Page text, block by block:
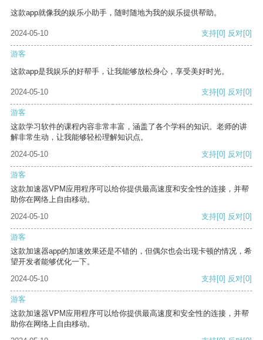
这款app就像我的娱乐小助手，随时随地为我的娱乐提供帮助。
2024-05-10 支持[0] 反对[0]
游客
这款app是我娱乐的好帮手，让我能够放松身心，享受美好时光。
2024-05-10 支持[0] 反对[0]
游客
这款学习软件的课程内容非常丰富，涵盖了各个学科的知识。老师的讲
解非常生动，让我能够轻松理解知识点。
2024-05-10
支持[0] 反对[0]
游客
这款加速器VPM应用程序可以给你提供最高速度和安全性的连接，并帮
助你在网络上自由移动。
2024-05-10
支持[0] 反对[0]
游客
这款加速器app的加速效果还是不错的，但偶尔也会出现卡顿的情况，希
望开发者能够优化一下。
2024-05-10
支持[0] 反对[0]
游客
这款加速器VPM应用程序可以给你提供最高速度和安全性的连接，并帮
助你在网络上自由移动。